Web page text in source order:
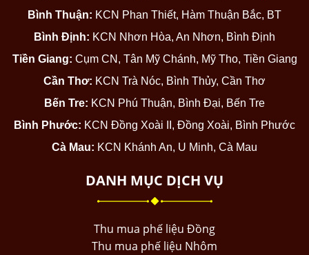
Bình Thuận: KCN Phan Thiết, Hàm Thuận Bắc, BT
Bình Định: KCN Nhơn Hòa, An Nhơn, Bình Định
Tiền Giang: Cụm CN, Tân Mỹ Chánh, Mỹ Tho, Tiền Giang
Cần Thơ: KCN Trà Nóc, Bình Thủy, Cần Thơ
Bến Tre: KCN Phú Thuận, Bình Đại, Bến Tre
Bình Phước: KCN Đồng Xoài II, Đồng Xoài, Bình Phước
Cà Mau: KCN Khánh An, U Minh, Cà Mau
DANH MỤC DỊCH VỤ
Thu mua phế liệu Đồng
Thu mua phế liệu Nhôm